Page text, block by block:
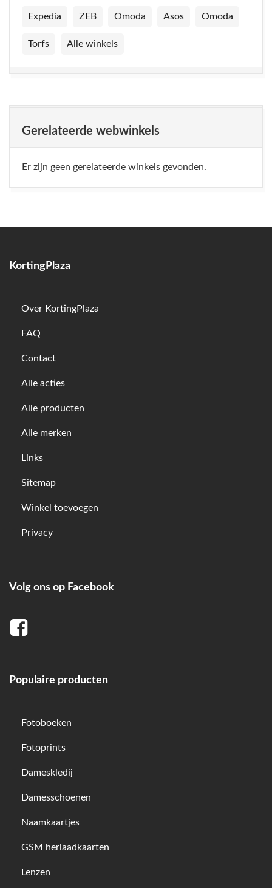
Expedia ZEB Omoda Asos Omoda
Torfs Alle winkels
Gerelateerde webwinkels
Er zijn geen gerelateerde winkels gevonden.
KortingPlaza
Over KortingPlaza
FAQ
Contact
Alle acties
Alle producten
Alle merken
Links
Sitemap
Winkel toevoegen
Privacy
Volg ons op Facebook
Populaire producten
Fotoboeken
Fotoprints
Dameskledij
Damesschoenen
Naamkaartjes
GSM herlaadkaarten
Lenzen